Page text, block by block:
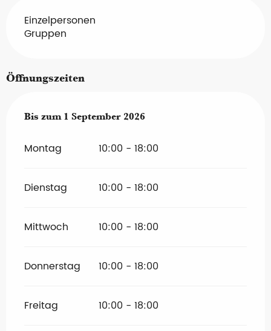
Einzelpersonen
Gruppen
Öffnungszeiten
vom1 Juli 2026bis zum1 September 2026
Bis zum1 September 2026
Montag 10:00 - 18:00
Dienstag 10:00 - 18:00
Mittwoch 10:00 - 18:00
Donnerstag 10:00 - 18:00
Freitag 10:00 - 18:00